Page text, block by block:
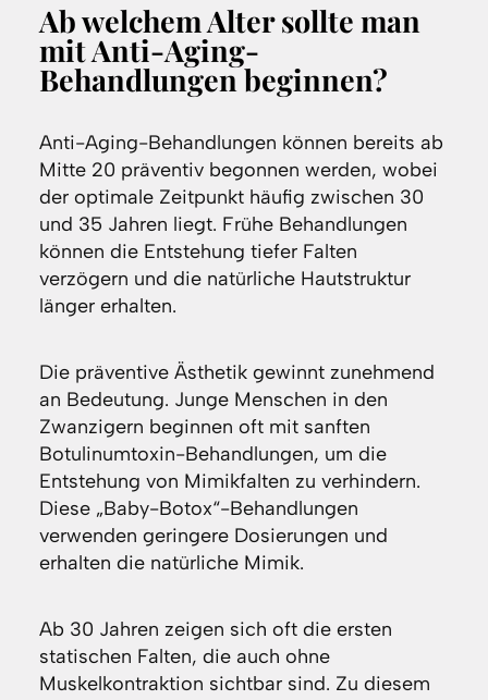
Ab welchem Alter sollte man
mit Anti-Aging-
Behandlungen beginnen?
Anti-Aging-Behandlungen können bereits ab
Mitte 20 präventiv begonnen werden, wobei
der optimale Zeitpunkt häufig zwischen 30
und 35 Jahren liegt. Frühe Behandlungen
können die Entstehung tiefer Falten
verzögern und die natürliche Hautstruktur
länger erhalten.
Die präventive Ästhetik gewinnt zunehmend
an Bedeutung. Junge Menschen in den
Zwanzigern beginnen oft mit sanften
Botulinumtoxin-Behandlungen, um die
Entstehung von Mimikfalten zu verhindern.
Diese „Baby-Botox“-Behandlungen
verwenden geringere Dosierungen und
erhalten die natürliche Mimik.
Ab 30 Jahren zeigen sich oft die ersten
statischen Falten, die auch ohne
Muskelkontraktion sichtbar sind. Zu diesem